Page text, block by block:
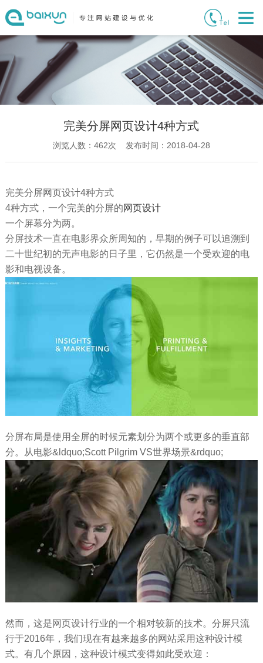
完美分屏网页设计4种方式
浏览人数： 462次 发布时间：2018-04-28
完美分屏网页设计4种方式
4种方式，一个完美的分屏的网页设计
一个屏幕分为两。
分屏技术一直在电影界众所周知的，早期的例子可以追溯到
二十世纪初的无声电影的日子里，它仍然是一个受欢迎的电
影和电视设备。
分屏布局是使用全屏的时候元素划分为两个或更多的垂直部
分。从电影&ldquo;Scott Pilgrim VS世界场景&rdquo;
然而，这是网页设计行业的一个相对较新的技术。分屏只流
行于2016年，我们现在有越来越多的网站采用这种设计模
式。有几个原因，这种设计模式变得如此受欢迎：